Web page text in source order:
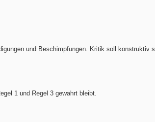
und Beschimpfungen. Kritik soll konstruktiv
1 und Regel 3 gewahrt bleibt.